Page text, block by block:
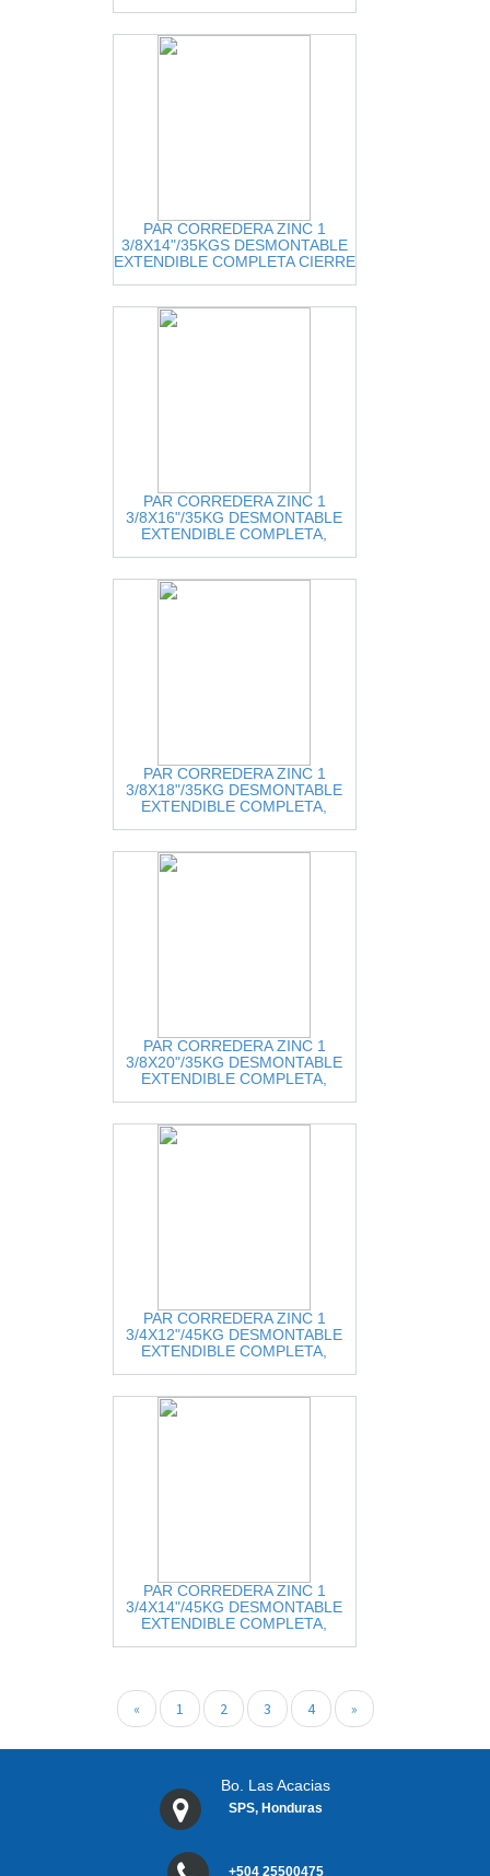
PAR CORREDERA ZINC 1
3/8X14"/35KGS DESMONTABLE
EXTENDIBLE COMPLETA CIERRE
PAR CORREDERA ZINC 1
3/8X16"/35KG DESMONTABLE
EXTENDIBLE COMPLETA,
PAR CORREDERA ZINC 1
3/8X18"/35KG DESMONTABLE
EXTENDIBLE COMPLETA,
PAR CORREDERA ZINC 1
3/8X20"/35KG DESMONTABLE
EXTENDIBLE COMPLETA,
PAR CORREDERA ZINC 1
3/4X12"/45KG DESMONTABLE
EXTENDIBLE COMPLETA,
PAR CORREDERA ZINC 1
3/4X14"/45KG DESMONTABLE
EXTENDIBLE COMPLETA,
« 1 2 3 4 »
Bo. Las Acacias
SPS, Honduras
+504 25500475